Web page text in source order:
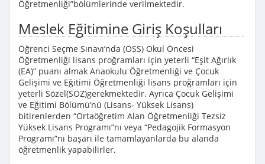
Öğretmenliği”bölümlerinde verilmektedir.
Meslek Eğitimine Giriş Koşulları
Öğrenci Seçme Sınavı’nda (ÖSS) Okul Öncesi
Öğretmenliği lisans proğramları için yeterli “Eşit Ağırlık
(EA)” puanı almak Anaokulu Öğretmenliği ve Çocuk
Gelişimi ve Eğitimi Öğretmenliği lisans proğramları için
yeterli Sözel(SÖZ)gerekmektedir. Ayrıca Çocuk Gelişimi
ve Eğitimi Bölümü’nü (Lisans- Yüksek Lisans)
bitirenlerden “Ortaöğretim Alan Öğretmenliği Tezsiz
Yüksek Lisans Programı”nı veya “Pedagojik Formasyon
Programı”nı başarı ile tamamlayanlarda bu alanda
öğretmenlik yapabilirler.